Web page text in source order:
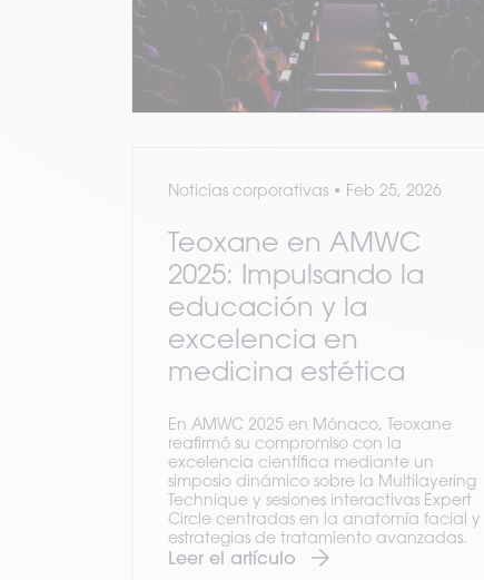
Noticias corporativas • Feb 25, 2026
Teoxane en AMWC
2025: Impulsando la
educación y la
excelencia en
medicina estética
En AMWC 2025 en Mónaco, Teoxane
reafirmó su compromiso con la
excelencia científica mediante un
simposio dinámico sobre la Multilayering
Technique y sesiones interactivas Expert
Circle centradas en la anatomía facial y
estrategias de tratamiento avanzadas.
Leer el artículo